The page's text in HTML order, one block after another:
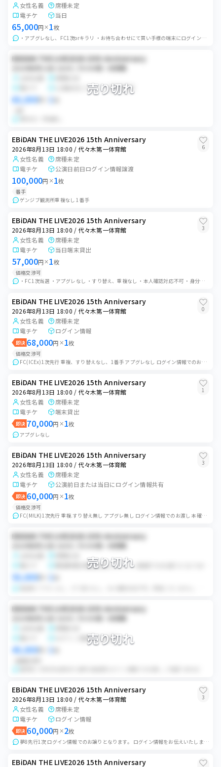
女性名義
席種未定
電チケ
当日
65,000円 × 1枚
・アプグレなし、FC1次orキラリ ・お待ち合わせにて買い手様の端末にログインさせていただくか、端末貸出(身分証交換)を予定しています。 会場の状況をみて当日...
売り切れ
EBiDAN THE LIVE2026 15th Anniversary
公演前日にログイン情報譲渡
60,000 1
EBiDAN THE LIVE2026 15th Anniversary
2026年8月13日 18:00 / 代々木第一体育館 6
女性名義
席種未定
電チケ
公演日前日ログイン情報譲渡
100,000円 × 1枚
番手
ゲンジブ観測所重複なし 1番手
EBiDAN THE LIVE2026 15th Anniversary
2026年8月13日 18:00 / 代々木第一体育館 3
女性名義
席種未定
電チケ
当日端末貸出
57,000円 × 1枚
価格交渉可
・FC1次当選 ・アプグレなし ・すり替え、重複なし ・本人確認対応不可 ・身分証交換の上、端末貸出でお願いいたします ・公演中止以外のいかなる理由でもキャンセ...
EBiDAN THE LIVE2026 15th Anniversary
2026年8月13日 18:00 / 代々木第一体育館 0
女性名義
席種未定
電チケ
ログイン情報
即決 68,000円 × 1枚
価格交渉可
FC(ICEx)1次先行 重複、すり替えなし、1番手 アプグレなし ログイン情報でのお渡しとなります。ログイン情報をお伝えいたしますのでご自身でチケットを表示...
EBiDAN THE LIVE2026 15th Anniversary
2026年8月13日 18:00 / 代々木第一体育館 1
女性名義
席種未定
電チケ
端末貸出
即決 70,000円 × 1枚
アプグレなし
EBiDAN THE LIVE2026 15th Anniversary
2026年8月13日 18:00 / 代々木第一体育館 3
女性名義
席種未定
電チケ
公演前日または当日にログイン情報共有
即決 60,000円 × 1枚
価格交渉可
FC(M!LK)1次先行 重複.すり替え無し アプグレ無し ログイン情報でのお渡し 本確対応不可 入場エラーや体調不良などの公演中止以外のキャンセル、返金不可...
売り切れ
EBiDAN THE LIVE2026 15th Anniversary
50,000 1
売り切れ
EBiDAN THE LIVE2026 15th Anniversary
ログイン情報でのお渡し
40,000 1
EBiDAN THE LIVE2026 15th Anniversary
2026年8月13日 18:00 / 代々木第一体育館 3
女性名義
席種未定
電チケ
ログイン情報
即決 60,000円 × 2枚
夢8先行1次 ログイン情報でのお譲りとなります。 ログイン情報をお伝えいたしますのでご自身でチケットを表示してご入場ください。 入場次第必ず受け取り評価をお願い...
EBiDAN THE LIVE2026 15th Anniversary